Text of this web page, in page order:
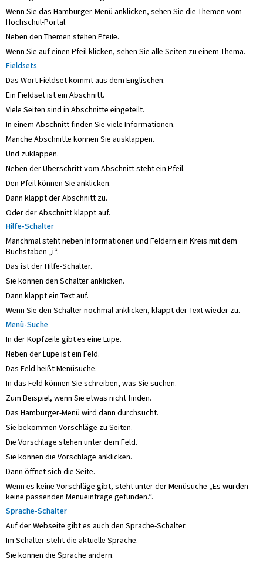
Wenn Sie das Hamburger-Menü anklicken, sehen Sie die Themen vom
Hochschul-Portal.
Neben den Themen stehen Pfeile.
Wenn Sie auf einen Pfeil klicken, sehen Sie alle Seiten zu einem Thema.
Fieldsets
Das Wort Fieldset kommt aus dem Englischen.
Ein Fieldset ist ein Abschnitt.
Viele Seiten sind in Abschnitte eingeteilt.
In einem Abschnitt finden Sie viele Informationen.
Manche Abschnitte können Sie ausklappen.
Und zuklappen.
Neben der Überschritt vom Abschnitt steht ein Pfeil.
Den Pfeil können Sie anklicken.
Dann klappt der Abschnitt zu.
Oder der Abschnitt klappt auf.
Hilfe-Schalter
Manchmal steht neben Informationen und Feldern ein Kreis mit dem
Buchstaben „i“.
Das ist der Hilfe-Schalter.
Sie können den Schalter anklicken.
Dann klappt ein Text auf.
Wenn Sie den Schalter nochmal anklicken, klappt der Text wieder zu.
Menü-Suche
In der Kopfzeile gibt es eine Lupe.
Neben der Lupe ist ein Feld.
Das Feld heißt Menüsuche.
In das Feld können Sie schreiben, was Sie suchen.
Zum Beispiel, wenn Sie etwas nicht finden.
Das Hamburger-Menü wird dann durchsucht.
Sie bekommen Vorschläge zu Seiten.
Die Vorschläge stehen unter dem Feld.
Sie können die Vorschläge anklicken.
Dann öffnet sich die Seite.
Wenn es keine Vorschläge gibt, steht unter der Menüsuche „Es wurden
keine passenden Menüeinträge gefunden.“.
Sprache-Schalter
Auf der Webseite gibt es auch den Sprache-Schalter.
Im Schalter steht die aktuelle Sprache.
Sie können die Sprache ändern.